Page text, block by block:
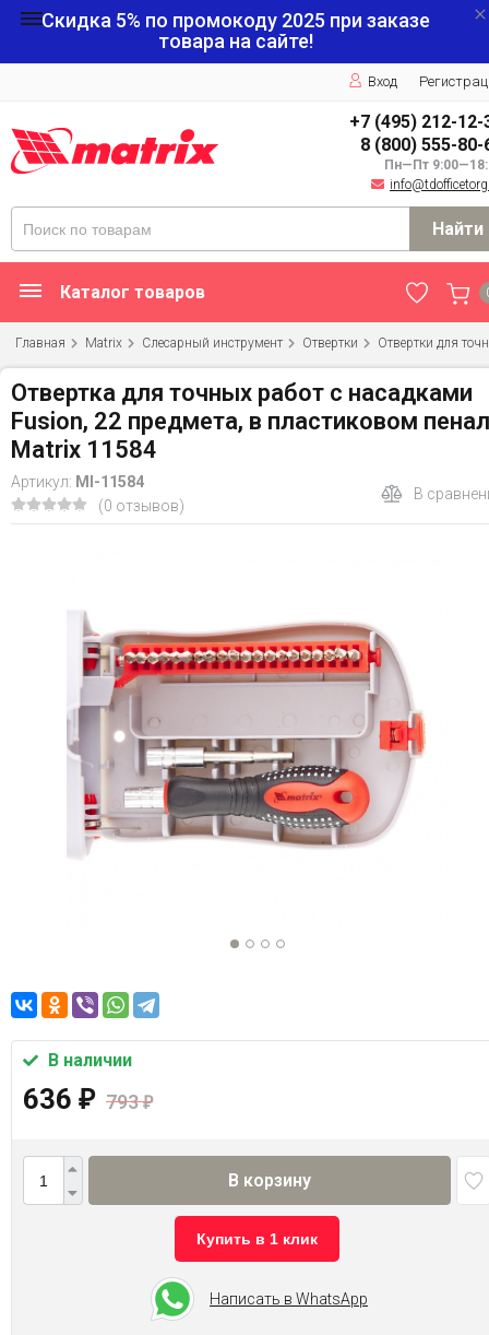
Скидка 5% по промокоду 2025 при заказе
товара на сайте!
Вход
+7 (495) 212-12-
8 (800) 555-80-
Пн—Пт
Найти
Каталог товаров
Главная Matrix Слесарный инструмент Отвертки Отвертки для
Отвертка для точных работ с насадками
Fusion, 22 предмета, в пластиковом
Matrix 11584
Артикул: MI-11584
(0 отзывов)
В
В наличии
636 ₽ 793₽
В корзину
Купить в 1 клик
Написать в WhatsApp